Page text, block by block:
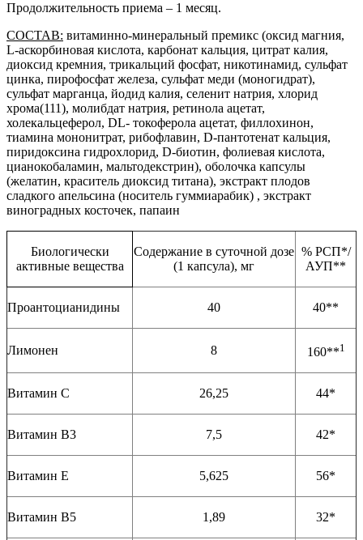
Продолжительность приема – 1 месяц.
СОСТАВ: витаминно-минеральный премикс (оксид магния,
L-аскорбиновая кислота, карбонат кальция, цитрат калия,
диоксид кремния, трикальций фосфат, никотинамид, сульфат
цинка, пирофосфат железа, сульфат меди (моногидрат),
сульфат марганца, йодид калия, селенит натрия, хлорид
хрома(111), молибдат натрия, ретинола ацетат,
холекальцеферол, DL- токоферола ацетат, филлохинон,
тиамина мононитрат, рибофлавин, D-пантотенат кальция,
пиридоксина гидрохлорид, D-биотин, фолиевая кислота,
цианокобаламин, мальтодекстрин), оболочка капсулы
(желатин, краситель диоксид титана), экстракт плодов
сладкого апельсина (носитель гуммиарабик) , экстракт
виноградных косточек, папаин
Биологически
активные вещества
Содержание в суточной дозе
(1 капсула), мг
% РСП*/
АУП**
Проантоцианидины 40 40**
Лимонен 8 160**1
Витамин C 26,25 44*
Витамин В3 7,5 42*
Витамин Е 5,625 56*
Витамин В5 1,89 32*